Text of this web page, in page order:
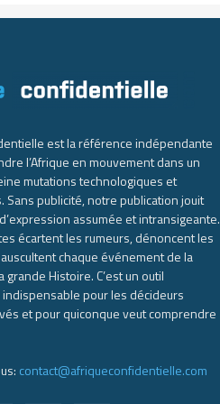
est la référence indépendante
l’Afrique en mouvement dans un
mutations technologiques et
Sans publicité, notre publication jouit
assumée et intransigeante.
écartent les rumeurs, dénoncent les
chaque événement de la
grande Histoire. C’est un outil
indispensable pour les décideurs
et pour quiconque veut comprendre
contact@afriqueconfidentielle.com